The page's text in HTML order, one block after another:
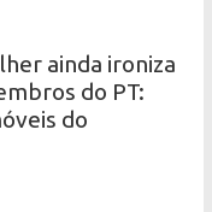
ainda ironiza
do PT:
do